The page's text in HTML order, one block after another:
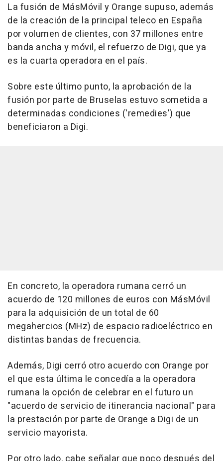
La fusión de MásMóvil y Orange supuso, además
de la creación de la principal teleco en España
por volumen de clientes, con 37 millones entre
banda ancha y móvil, el refuerzo de Digi, que ya
es la cuarta operadora en el país.
Sobre este último punto, la aprobación de la
fusión por parte de Bruselas estuvo sometida a
determinadas condiciones ('remedies') que
beneficiaron a Digi.
En concreto, la operadora rumana cerró un
acuerdo de 120 millones de euros con MásMóvil
para la adquisición de un total de 60
megahercios (MHz) de espacio radioeléctrico en
distintas bandas de frecuencia.
Además, Digi cerró otro acuerdo con Orange por
el que esta última le concedía a la operadora
rumana la opción de celebrar en el futuro un
"acuerdo de servicio de itinerancia nacional" para
la prestación por parte de Orange a Digi de un
servicio mayorista.